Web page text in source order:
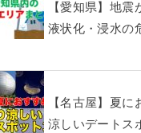
【愛知県】地震
液状化・浸水の
【名古屋】夏に
涼しいデートス